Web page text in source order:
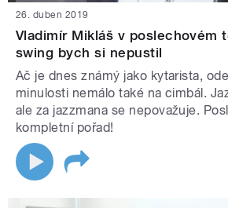
26. duben 2019
Vladimír Mikláš v poslechovém
swing bych si nepustil
Ač je dnes známý jako kytarista,
minulosti nemálo také na cimbál.
ale za jazzmana se nepovažuje.
kompletní pořad!